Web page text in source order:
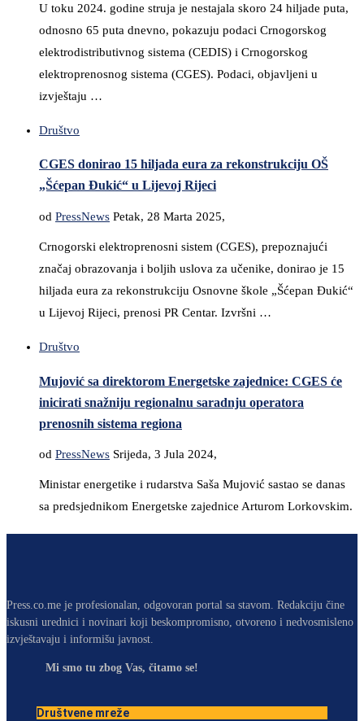
U toku 2024. godine struja je nestajala skoro 24 hiljade puta,
odnosno 65 puta dnevno, pokazuju podaci Crnogorskog
elektrodistributivnog sistema (CEDIS) i Crnogorskog
elektroprenosnog sistema (CGES). Podaci, objavljeni u
izvještaju …
Društvo
CGES donirao 15 hiljada eura za rekonstrukciju OŠ
„Šćepan Đukić“ u Lijevoj Rijeci
od PressNews Petak, 28 Marta 2025,
Crnogorski elektroprenosni sistem (CGES), prepoznajući
značaj obrazovanja i boljih uslova za učenike, donirao je 15
hiljada eura za rekonstrukciju Osnovne škole „Šćepan Đukić“
u Lijevoj Rijeci, prenosi PR Centar. Izvršni …
Društvo
Mujović sa direktorom Energetske zajednice: CGES će
inicirati snažniju regionalnu saradnju operatora
prenosnih sistema regiona
od PressNews Srijeda, 3 Jula 2024,
Ministar energetike i rudarstva Saša Mujović sastao se danas
sa predsjednikom Energetske zajednice Arturom Lorkovskim.
Press.co.me je profesionalan, odgovoran portal sa stavom. Redakciju čine
iskusni urednici i novinari koji beskompromisno, otvoreno i nedvosmisleno
izvještavaju i informišu javnost.
Mi smo tu zbog Vas, čitamo se!
Društvene mreže